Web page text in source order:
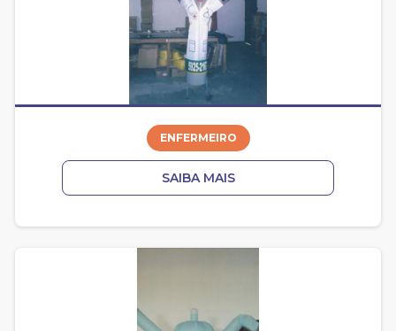
ENFERMEIRO
SAIBA MAIS